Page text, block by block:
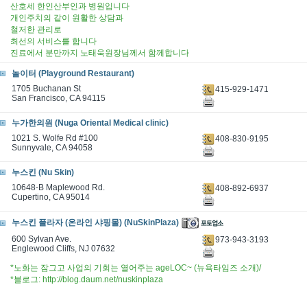
산호세 한인산부인과 병원입니다
개인주치의 같이 원활한 상담과
철저한 관리로
최선의 서비스를 합니다
진료에서 분만까지 노태욱원장님께서 함께합니다
놀이터 (Playground Restaurant)
1705 Buchanan St
San Francisco, CA 94115
415-929-1471
누가한의원 (Nuga Oriental Medical clinic)
1021 S. Wolfe Rd #100
Sunnyvale, CA 94058
408-830-9195
누스킨 (Nu Skin)
10648-B Maplewood Rd.
Cupertino, CA 95014
408-892-6937
누스킨 플라자 (온라인 샤핑몰) (NuSkinPlaza)
600 Sylvan Ave.
Englewood Cliffs, NJ 07632
973-943-3193
*노화는 잠그고 사업의 기회는 열어주는 ageLOC~ (뉴욕타임즈 소개)/
*블로그: http://blog.daum.net/nuskinplaza